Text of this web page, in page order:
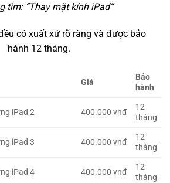
tìm: “Thay mặt kính iPad“
có xuất xứ rõ ràng và được bảo
hành 12 tháng.
Giá
Bảo
hành
iPad 2 400.000 vnđ
12
tháng
iPad 3 400.000 vnđ
12
tháng
iPad 4 400.000 vnđ
12
tháng